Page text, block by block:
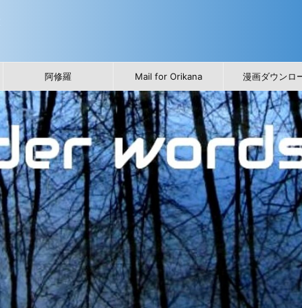
阿修羅 Mail for Orikana 漫画ダウンロ